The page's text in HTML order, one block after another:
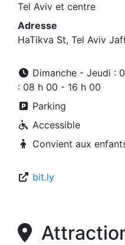
Tel Aviv et centre
Adresse
HaTikva St, Tel Aviv
Dimanche - Jeudi :
: 08 h 00 - 16 h 00
Parking
Accessible
Convient aux
bit.ly